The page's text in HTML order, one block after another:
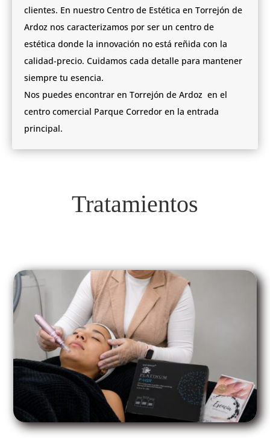
clientes. En nuestro Centro de Estética en Torrejón de
Ardoz nos caracterizamos por ser un centro de
estética donde la innovación no está reñida con la
calidad-precio. Cuidamos cada detalle para mantener
siempre tu esencia.
Nos puedes encontrar en Torrejón de Ardoz en el
centro comercial Parque Corredor en la entrada
principal.
Tratamientos